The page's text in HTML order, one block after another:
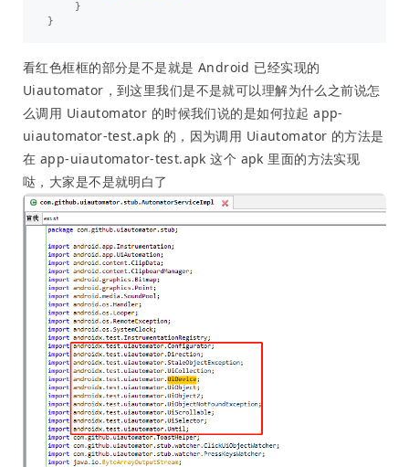
}
}
看红色框框的部分是不是就是 Android 已经实现的
Uiautomator，到这里我们是不是就可以理解为什么之前说怎
么调用 Uiautomator 的时候我们说的是如何拉起 app-
uiautomator-test.apk 的，因为调用 Uiautomator 的方法是
在 app-uiautomator-test.apk 这个 apk 里面的方法实现
哒，大家是不是就明白了